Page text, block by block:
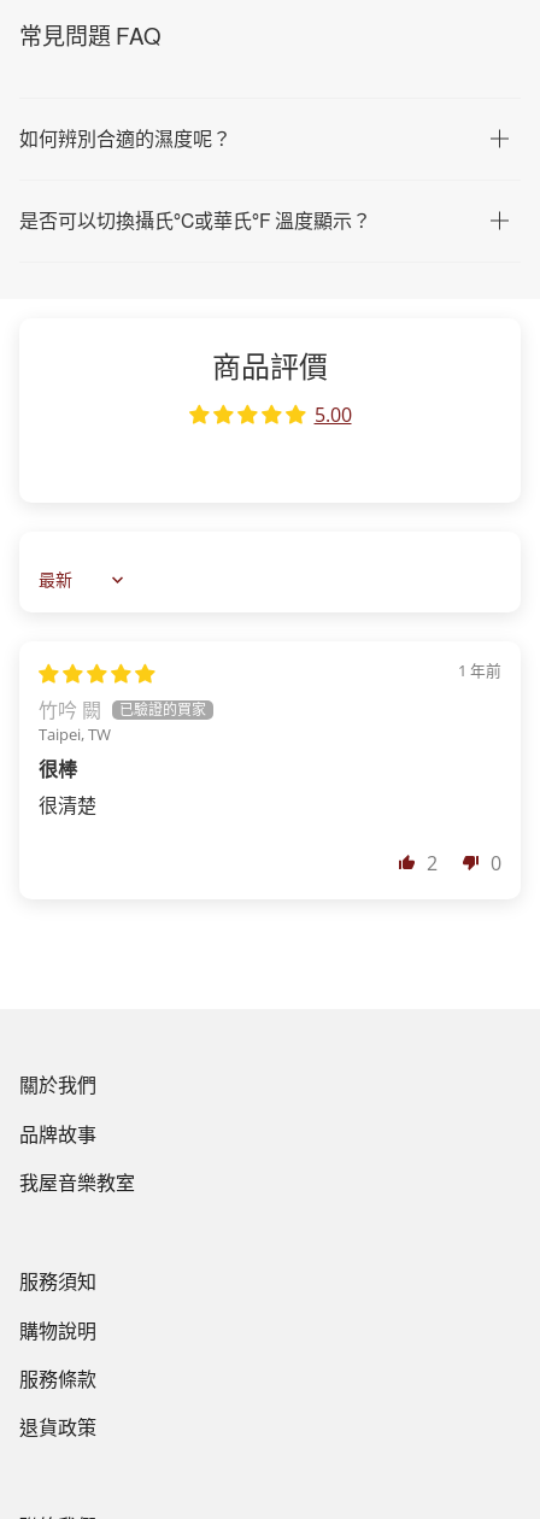
常見問題 FAQ
如何辨別合適的濕度呢？
是否可以切換攝氏°C或華氏°F 溫度顯示？
商品評價
5.00
Sort by
1 年前
竹吟 闕
Taipei, TW
很棒
很清楚
2 0
關於我們
品牌故事
我屋音樂教室
服務須知
購物說明
服務條款
退貨政策